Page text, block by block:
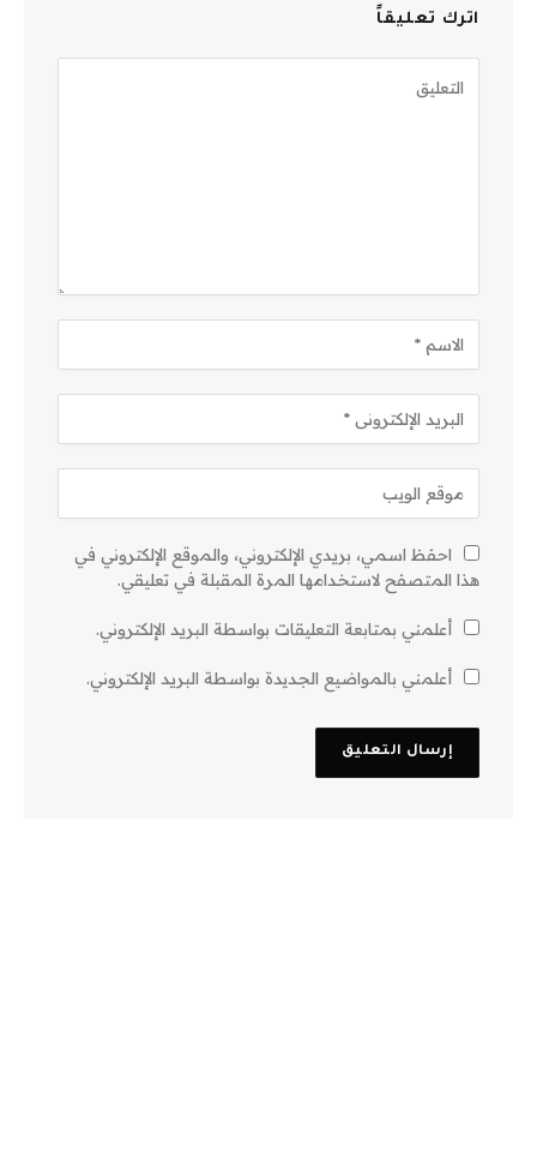
اترك تعليقاً
احفظ اسمي، بريدي الإلكتروني، والموقع الإلكتروني في
هذا المتصفح لاستخدامها المرة المقبلة في تعليقي.
أعلمني بمتابعة التعليقات بواسطة البريد الإلكتروني.
أعلمني بالمواضيع الجديدة بواسطة البريد الإلكتروني.